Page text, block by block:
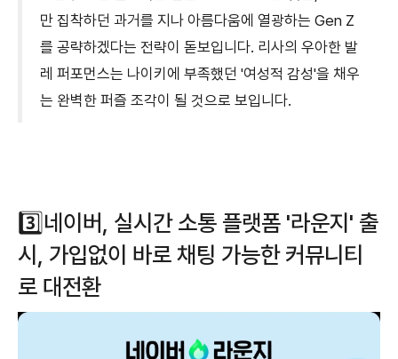
만 집착하던 과거를 지나 아름다움에 열광하는 Gen Z
를 공략하겠다는 전략이 돋보입니다. 리사의 우아한 발
레 퍼포먼스는 나이키에 부족했던 '여성적 감성'을 채우
는 완벽한 퍼즐 조각이 될 것으로 보입니다.
3️⃣네이버, 실시간 소통 플랫폼 '라운지' 출
시, 가입없이 바로 채팅 가능한 커뮤니티
로 대전환